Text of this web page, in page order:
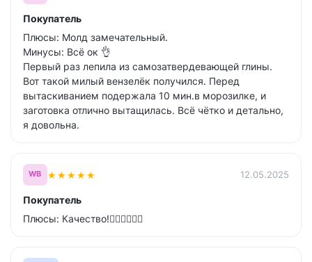
Покупатель
Плюсы: Молд замечательный.
Минусы: Всё ок 👌
Первый раз лепила из самозатвердевающей глины.
Вот такой милый вензелёк получился. Перед
вытаскиванием подержала 10 мин.в морозилке, и
заготовка отлично вытащилась. Всё чётко и детально,
я довольна.
WB ★★★★★ 12.05.2025
Покупатель
Плюсы: Качество!👍🏼👍🏼👍🏼